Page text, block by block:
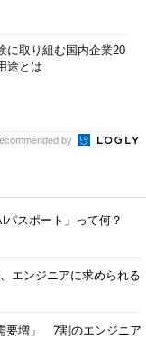
に取り組む国内企業20
途とは
by
パスポート」って何？
エンジニアに求められる
要増」 7割のエンジニア